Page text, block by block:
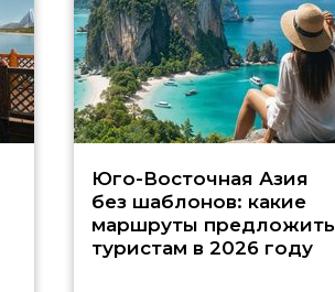
Юго-Восточная Азия
без шаблонов: какие
маршруты предложить
туристам в 2026 году